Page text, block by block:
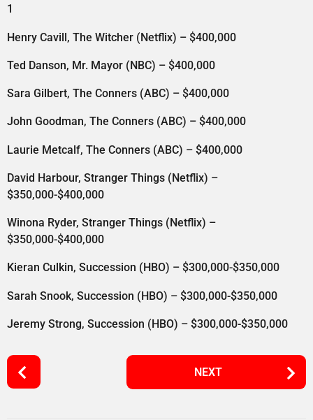
1
Henry Cavill, The Witcher (Netflix) – $400,000
Ted Danson, Mr. Mayor (NBC) – $400,000
Sara Gilbert, The Conners (ABC) – $400,000
John Goodman, The Conners (ABC) – $400,000
Laurie Metcalf, The Conners (ABC) – $400,000
David Harbour, Stranger Things (Netflix) –
$350,000-$400,000
Winona Ryder, Stranger Things (Netflix) –
$350,000-$400,000
Kieran Culkin, Succession (HBO) – $300,000-$350,000
Sarah Snook, Succession (HBO) – $300,000-$350,000
Jeremy Strong, Succession (HBO) – $300,000-$350,000
P
o
NEXT